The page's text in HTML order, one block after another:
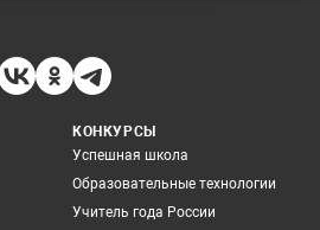
КОНКУРСЫ
Успешная школа
Образовательные технологии
Учитель года России